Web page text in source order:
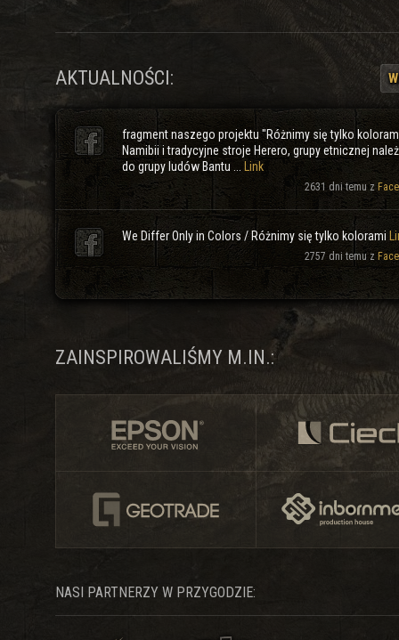
AKTUALNOŚCI:
fragment naszego projektu "Różnimy się tylko
Namibii i tradycyjne stroje Herero, grupy etnicznej
do grupy ludów Bantu ...
Link
2631 dni temu z
We Differ Only in Colors / Różnimy się tylko kolorami
2757 dni temu z
ZAINSPIROWALIŚMY M.IN.:
NASI PARTNERZY W PRZYGODZIE: